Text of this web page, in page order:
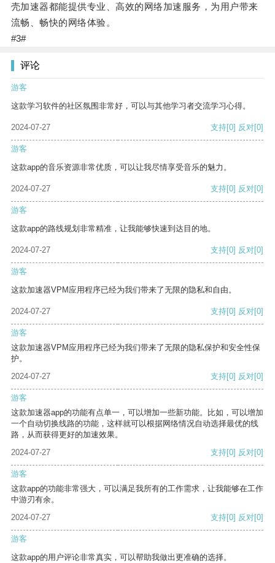
壳加速器都能提供专业、高效的网络加速服务，为用户带来
流畅、畅快的网络体验。
#3#
评论
游客
这款学习软件的社区氛围非常好，可以与其他学习者交流学习心得。
2024-07-27 支持[0] 反对[0]
游客
这款app的音乐资源非常优质，可以让我尽情享受音乐的魅力。
2024-07-27 支持[0] 反对[0]
游客
这款app的路线规划非常精准，让我能够快速到达目的地。
2024-07-27 支持[0] 反对[0]
游客
这款加速器VPM应用程序已经为我们带来了无限的隐私和自由。
2024-07-27 支持[0] 反对[0]
游客
这款加速器VPM应用程序已经为我们带来了无限的隐私保护和安全性保
护。
2024-07-27
支持[0] 反对[0]
游客
这款加速器app的功能有点单一，可以增加一些新功能。比如，可以增加
一个自动切换线路的功能，这样就可以根据网络情况自动选择最优的线
路，从而获得更好的加速效果。
2024-07-27
支持[0] 反对[0]
游客
这款app的功能非常强大，可以满足我所有的工作需求，让我能够在工作
中游刃有余。
2024-07-27
支持[0] 反对[0]
游客
这款app的用户评论非常真实，可以帮助我做出更准确的选择。